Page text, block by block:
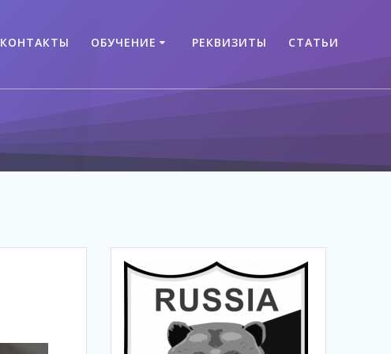
КОНТАКТЫ ОБУЧЕНИЕ РЕКВИЗИТЫ СТАТЬИ